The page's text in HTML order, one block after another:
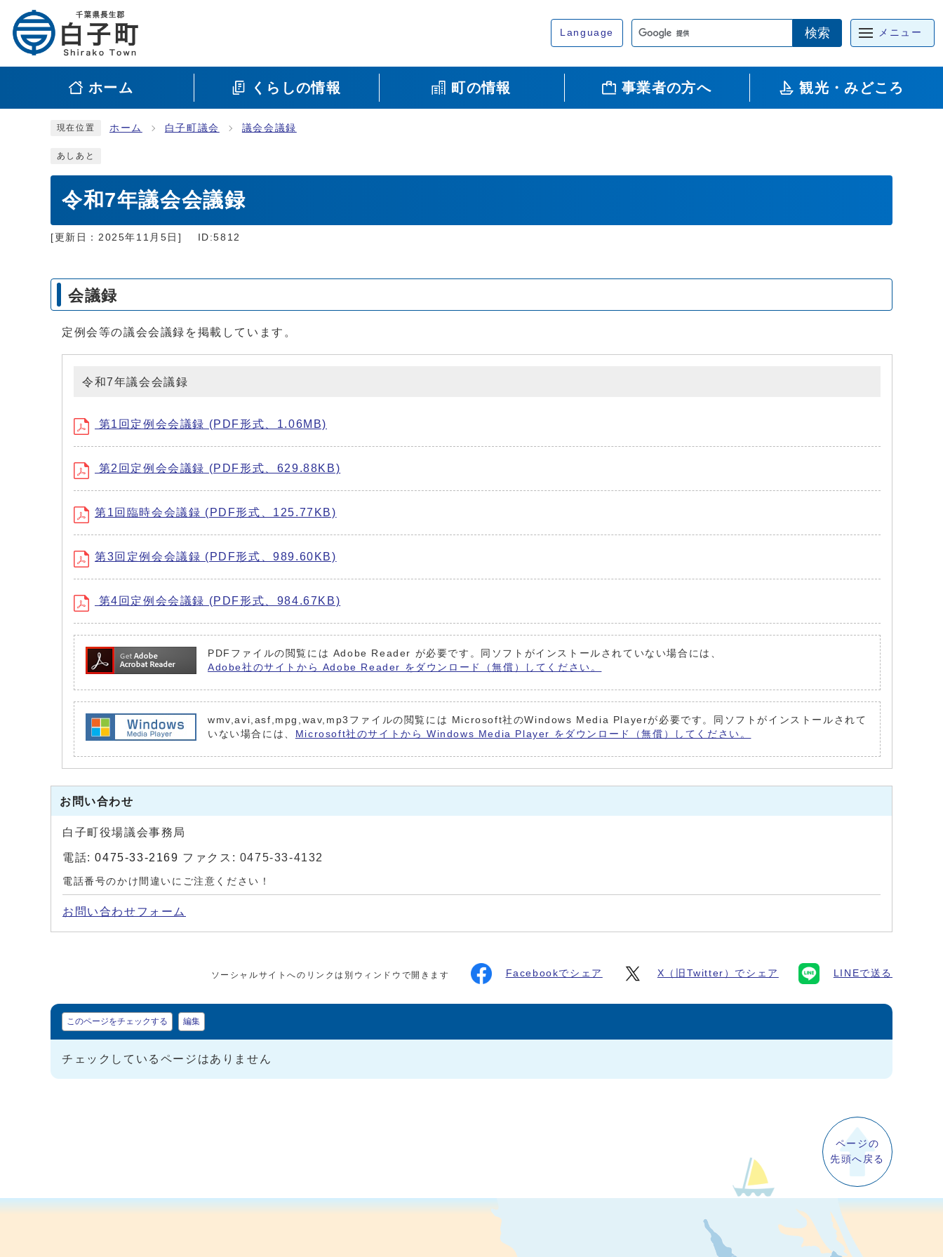
Language 検索 メニュー
ホーム くらしの情報 町の情報 事業者の方へ 観光・みどころ
現在位置 ホーム 白子町議会 議会会議録
あしあと
令和7年議会会議録
[更新日： 2025年11月5日 ] ID:5812
会議録
定例会等の議会会議録を掲載しています。
令和7年議会会議録
第1回定例会会議録 (PDF形式、1.06MB)
第2回定例会会議録 (PDF形式、629.88KB)
第1回臨時会会議録 (PDF形式、125.77KB)
第3回定例会会議録 (PDF形式、989.60KB)
第4回定例会会議録 (PDF形式、984.67KB)
PDFファイルの閲覧には Adobe Reader が必要です。同ソフトがインストールされていない場合には、
Adobe社のサイトから Adobe Reader をダウンロード（無償）してください。
wmv,avi,asf,mpg,wav,mp3ファイルの閲覧には Microsoft社のWindows Media Playerが必要です。同ソフトがインストールされて
いない場合には、 Microsoft社のサイトから Windows Media Player をダウンロード（無償）してください。
お問い合わせ
白子町役場議会事務局
電話:0475-33-2169 ファクス: 0475-33-4132
電話番号のかけ間違いにご注意ください！
お問い合わせフォーム
ソーシャルサイトへのリンクは別ウィンドウで開きます Facebookでシェア X（旧Twitter）でシェア LINEで送る
マイページ
このページをチェックする 編集
チェックしているページはありません
ページの
先頭へ戻る